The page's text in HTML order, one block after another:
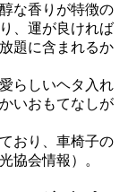
な香りが特徴の
、運が良ければ
題に含まれるか
らしいヘタ入れ
いおもてなしが
おり、車椅子の
協会情報）。